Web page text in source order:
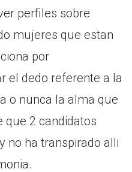
perfiles sobre
mujeres que estan
por
el dedo referente a la
o nunca la alma que
que 2 candidatos
no ha transpirado alli